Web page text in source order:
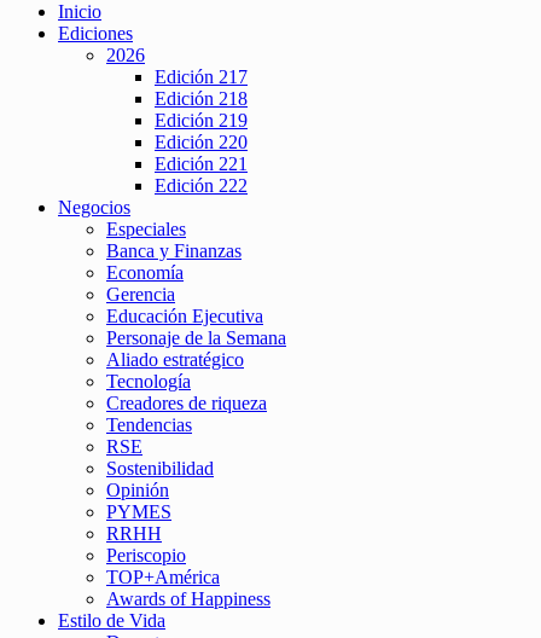
Inicio
Ediciones
2026
Edición 217
Edición 218
Edición 219
Edición 220
Edición 221
Edición 222
Negocios
Especiales
Banca y Finanzas
Economía
Gerencia
Educación Ejecutiva
Personaje de la Semana
Aliado estratégico
Tecnología
Creadores de riqueza
Tendencias
RSE
Sostenibilidad
Opinión
PYMES
RRHH
Periscopio
TOP+América
Awards of Happiness
Estilo de Vida